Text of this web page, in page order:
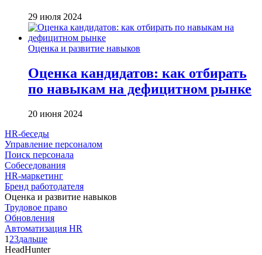
29 июля 2024
Оценка и развитие навыков
Оценка кандидатов: как отбирать
по навыкам на дефицитном рынке
20 июня 2024
HR-беседы
Управление персоналом
Поиск персонала
Собеседования
HR-маркетинг
Бренд работодателя
Оценка и развитие навыков
Трудовое право
Обновления
Автоматизация HR
1 23дальше
HeadHunter